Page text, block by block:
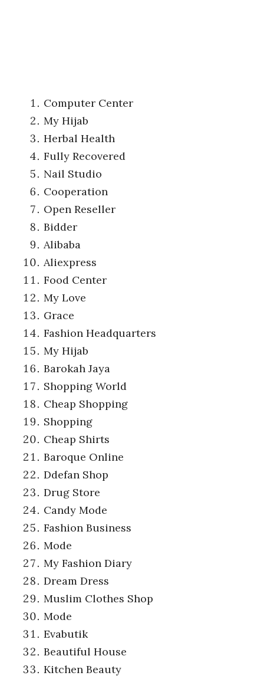
Computer Center
My Hijab
Herbal Health
Fully Recovered
Nail Studio
Cooperation
Open Reseller
Bidder
Alibaba
Aliexpress
Food Center
My Love
Grace
Fashion Headquarters
My Hijab
Barokah Jaya
Shopping World
Cheap Shopping
Shopping
Cheap Shirts
Baroque Online
Ddefan Shop
Drug Store
Candy Mode
Fashion Business
Mode
My Fashion Diary
Dream Dress
Muslim Clothes Shop
Mode
Evabutik
Beautiful House
Kitchen Beauty